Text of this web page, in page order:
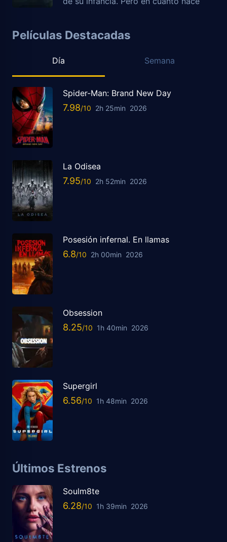
Películas Destacadas
Día Semana
Spider-Man: Brand New Day
7.98 2h 25min 2026
La Odisea
7.95 2h 52min 2026
Posesión infernal. En llamas
6.8 2h 00min 2026
Obsession
8.25 1h 40min 2026
Supergirl
6.56 1h 48min 2026
Últimos Estrenos
Soulm8te
6.28 1h 39min 2026